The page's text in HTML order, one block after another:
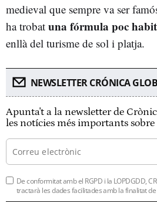
medieval que sempre va ser
ha trobat una fórmula poc
enllà del turisme de sol i platja.
NEWSLETTER CRÓNICA
Apunta't a la newsletter de
les notícies més importants
De conformitat amb el RGPD i la LOPDGDD,
tractarà les dades facilitades amb la finalitat